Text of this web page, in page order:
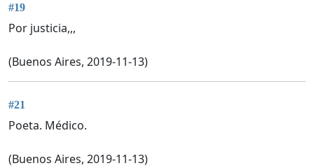
#19
Por justicia,,,
(Buenos Aires, 2019-11-13)
#21
Poeta. Médico.
(Buenos Aires, 2019-11-13)